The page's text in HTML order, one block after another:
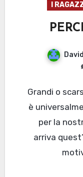
I
Grandi o scarsi lettori che siamo, la lettura
è
per la
arriva